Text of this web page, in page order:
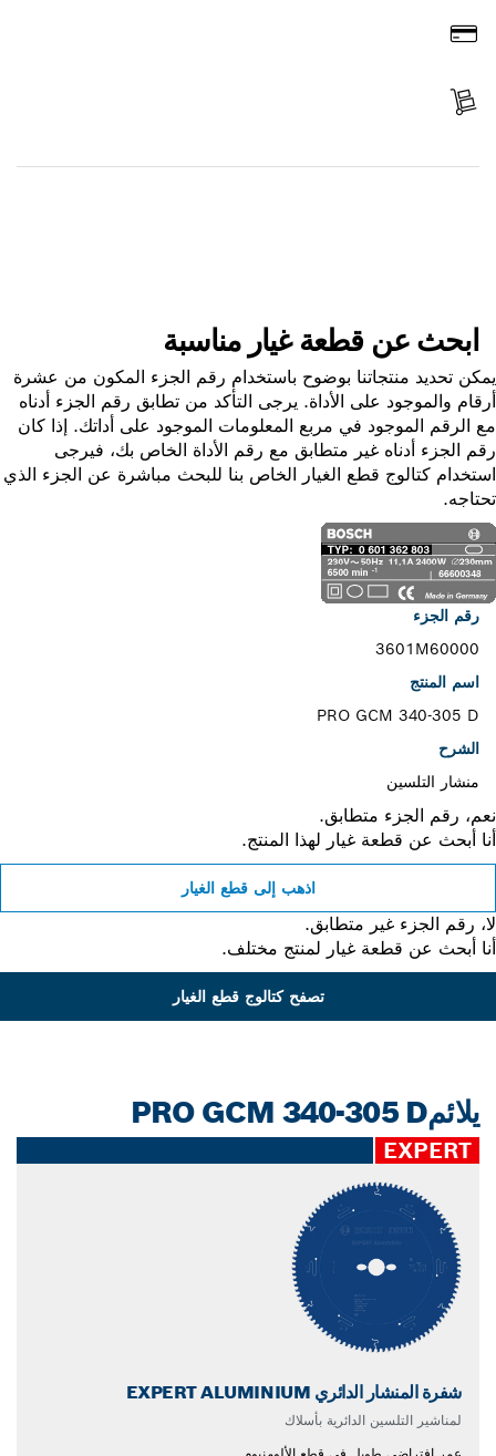
ابحث عن قطعة غيار مناسبة
تحديد منتجاتنا بوضوح باستخدام رقم الجزء المكون من عشرة
والموجود على الأداة. يرجى التأكد من تطابق رقم الجزء أدناه
الرقم الموجود في مربع المعلومات الموجود على أداتك. إذا كان
الجزء أدناه غير متطابق مع رقم الأداة الخاص بك، فيرجى
كتالوج قطع الغيار الخاص بنا للبحث مباشرة عن الجزء الذي
رقم الجزء
3601M60000
اسم المنتج
PRO GCM 340-305 D
الشرح
منشار التلسين
رقم الجزء متطابق.
أبحث عن قطعة غيار لهذا المنتج.
اذهب إلى قطع الغيار
رقم الجزء غير متطابق.
أبحث عن قطعة غيار لمنتج مختلف.
تصفح كتالوج قطع الغيار
يلائمPRO GCM 340-305 D
EXPERT
شفرة المنشار الدائري EXPERT ALUMINIUM
لمناشير التلسين الدائرية بأسلاك